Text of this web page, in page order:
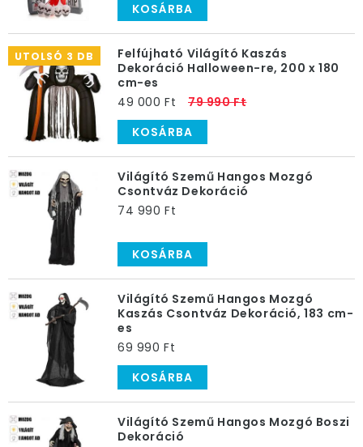
KOSÁRBA
UTOLSÓ 3 DB
Felfújható Világító Kaszás
Dekoráció Halloween-re, 200 x 180
cm-es
49 000 Ft
79 990 Ft
KOSÁRBA
Világító Szemű Hangos Mozgó
Csontváz Dekoráció
74 990 Ft
KOSÁRBA
Világító Szemű Hangos Mozgó
Kaszás Csontváz Dekoráció, 183 cm-
es
69 990 Ft
KOSÁRBA
Világító Szemű Hangos Mozgó Boszi
Dekoráció